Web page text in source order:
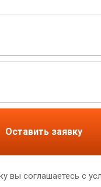
Оставить заявку
вы соглашаетесь с